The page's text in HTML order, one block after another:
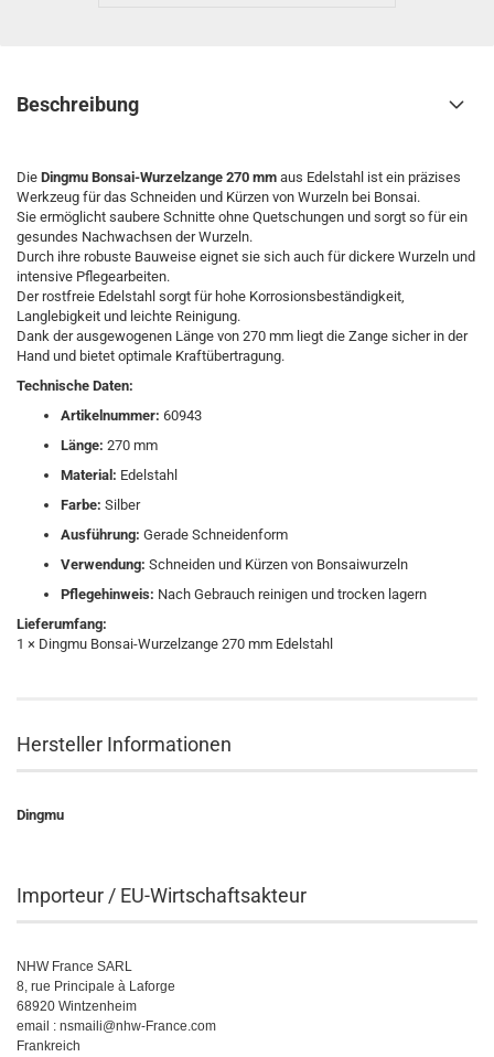
Beschreibung
Die Dingmu Bonsai-Wurzelzange 270 mm aus Edelstahl ist ein präzises
Werkzeug für das Schneiden und Kürzen von Wurzeln bei Bonsai.
Sie ermöglicht saubere Schnitte ohne Quetschungen und sorgt so für ein
gesundes Nachwachsen der Wurzeln.
Durch ihre robuste Bauweise eignet sie sich auch für dickere Wurzeln und
intensive Pflegearbeiten.
Der rostfreie Edelstahl sorgt für hohe Korrosionsbeständigkeit,
Langlebigkeit und leichte Reinigung.
Dank der ausgewogenen Länge von 270 mm liegt die Zange sicher in der
Hand und bietet optimale Kraftübertragung.
Technische Daten:
Artikelnummer: 60943
Länge: 270 mm
Material: Edelstahl
Farbe: Silber
Ausführung: Gerade Schneidenform
Verwendung: Schneiden und Kürzen von Bonsaiwurzeln
Pflegehinweis: Nach Gebrauch reinigen und trocken lagern
Lieferumfang:
1 × Dingmu Bonsai-Wurzelzange 270 mm Edelstahl
Hersteller Informationen
Dingmu
Importeur / EU-Wirtschaftsakteur
NHW France SARL
8, rue Principale à Laforge
68920 Wintzenheim
email : nsmaili@nhw-France.com
Frankreich